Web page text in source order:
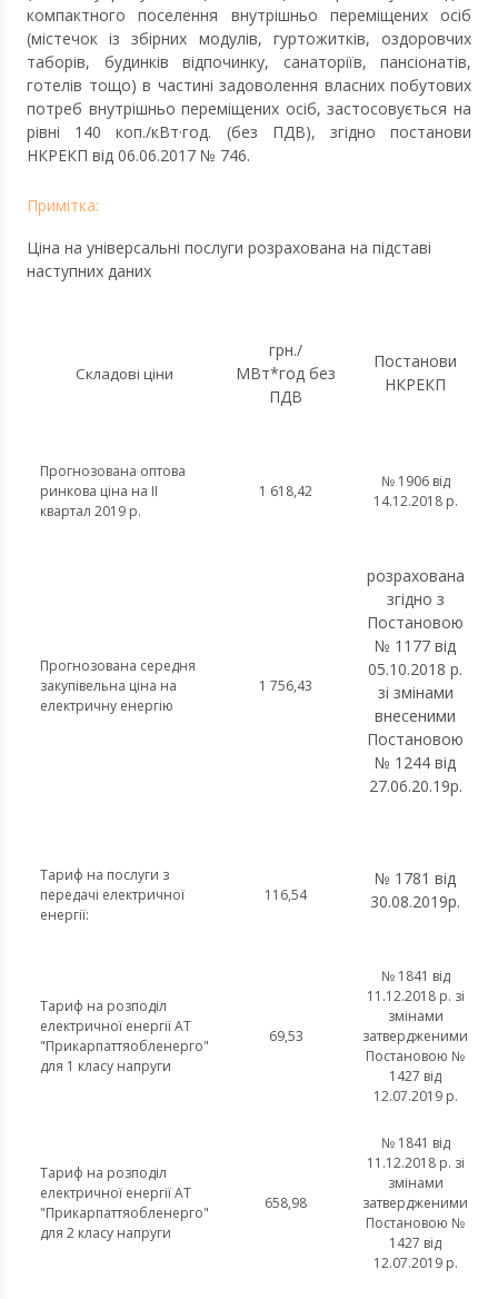
компактного поселення внутрішньо переміщених осіб
(містечок із збірних модулів, гуртожитків, оздоровчих
таборів, будинків відпочинку, санаторіїв, пансіонатів,
готелів тощо) в частині задоволення власних побутових
потреб внутрішньо переміщених осіб, застосовується на
рівні 140 коп./кВт·год. (без ПДВ), згідно постанови
НКРЕКП від 06.06.2017 № 746.
Ціна на універсальні послуги розрахована на підставі
наступних даних
Складові ціни
грн./
МВт*год без
ПДВ
Постанови
НКРЕКП
Прогнозована оптова
ринкова ціна на ІІ
квартал 2019 р.
1 618,42
№ 1906 від
14.12.2018 р.
Прогнозована середня
закупівельна ціна на
електричну енергію
1 756,43
розрахована
згідно з
Постановою
№ 1177 від
05.10.2018 р.
зі змінами
внесеними
Постановою
№ 1244 від
27.06.20.19р.
Тариф на послуги з
передачі електричної
енергії:
116,54
№ 1781 від
30.08.2019р.
Тариф на розподіл
електричної енергії АТ
"Прикарпаттяобленерго"
для 1 класу напруги
69,53
№ 1841 від
11.12.2018 р. зі
змінами
затвердженими
Постановою №
1427 від
12.07.2019 р.
Тариф на розподіл
електричної енергії АТ
"Прикарпаттяобленерго"
для 2 класу напруги
658,98
№ 1841 від
11.12.2018 р. зі
змінами
затвердженими
Постановою №
1427 від
12.07.2019 р.